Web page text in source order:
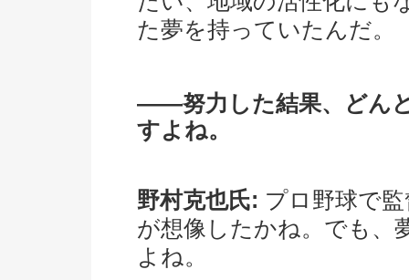
た夢を持っていたんだ。
――努力した結果、どん
すよね。
野村克也氏: プロ野球で
が想像したかね。でも、
よね。